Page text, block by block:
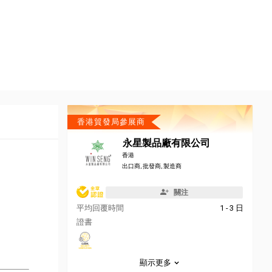
香港貿發局參展商
永星製品廠有限公司
香港
出口商, 批發商, 製造商
關注
平均回覆時間
1 - 3 日
證書
顯示更多